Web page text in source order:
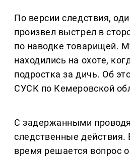
По версии следствия,
произвел выстрел в
по наводке товарищей.
находились на охоте,
подростка за дичь. Об
СУСК по Кемеровской
С задержанными
следственные действия.
время решается вопрос